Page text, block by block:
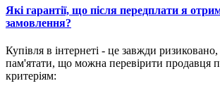
Які гарантії, що після передплати я
замовлення?
Купівля в інтернеті - це завжди
пам'ятати, що можна перевірити продавця
критеріям: